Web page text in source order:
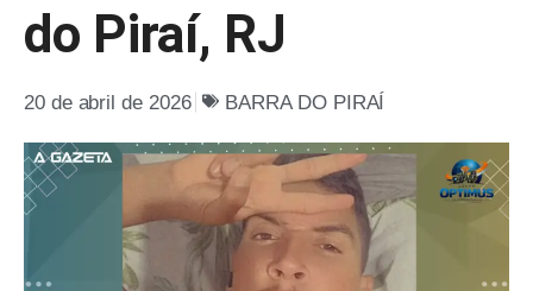
do Piraí, RJ
20 de abril de 2026 BARRA DO PIRAÍ